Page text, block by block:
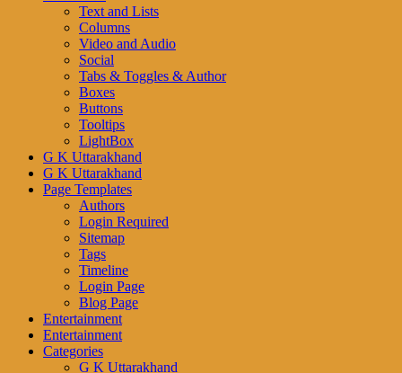
Text and Lists
Columns
Video and Audio
Social
Tabs & Toggles & Author
Boxes
Buttons
Tooltips
LightBox
G K Uttarakhand
G K Uttarakhand
Page Templates
Authors
Login Required
Sitemap
Tags
Timeline
Login Page
Blog Page
Entertainment
Entertainment
Categories
G K Uttarakhand